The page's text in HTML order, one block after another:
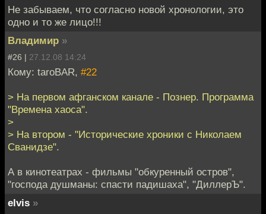
Не забываем, что согласно новой хронологии, это
одно и то же лицо!!!
Владимир »
#26 | 27.12.08 14:24
Кому: taroBAR, #22
> На первом афганском канале - Познер. Программа
"Времена хаоса".
>
> На втором - "Исторические хроники с Николаем
Сванидзе".
А в кинотеатрах - фильмы "обкуренный остров",
"господа душманы: спасти падишаха", "ДиллерЪ".
elvis »